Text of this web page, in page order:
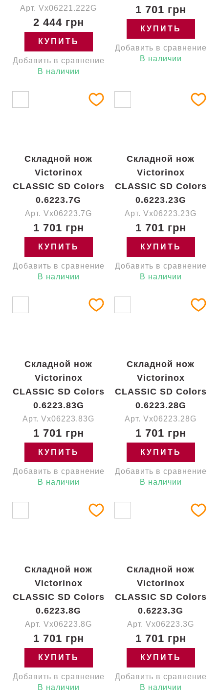
Арт. Vx06221.222G
2 444 грн
КУПИТЬ
Добавить в сравнение
В наличии
1 701 грн
КУПИТЬ
Добавить в сравнение
В наличии
Складной нож
Victorinox
CLASSIC SD Colors
0.6223.7G
Арт. Vx06223.7G
1 701 грн
КУПИТЬ
Добавить в сравнение
В наличии
Складной нож
Victorinox
CLASSIC SD Colors
0.6223.23G
Арт. Vx06223.23G
1 701 грн
КУПИТЬ
Добавить в сравнение
В наличии
Складной нож
Victorinox
CLASSIC SD Colors
0.6223.83G
Арт. Vx06223.83G
1 701 грн
КУПИТЬ
Добавить в сравнение
В наличии
Складной нож
Victorinox
CLASSIC SD Colors
0.6223.28G
Арт. Vx06223.28G
1 701 грн
КУПИТЬ
Добавить в сравнение
В наличии
Складной нож
Victorinox
CLASSIC SD Colors
0.6223.8G
Арт. Vx06223.8G
1 701 грн
КУПИТЬ
Добавить в сравнение
В наличии
Складной нож
Victorinox
CLASSIC SD Colors
0.6223.3G
Арт. Vx06223.3G
1 701 грн
КУПИТЬ
Добавить в сравнение
В наличии